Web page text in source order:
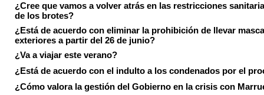
¿Cree que vamos a volver atrás en las restricciones
de los brotes?
¿Está de acuerdo con eliminar la prohibición de llevar
exteriores a partir del 26 de junio?
¿Va a viajar este verano?
¿Está de acuerdo con el indulto a los condenados por el
¿Cómo valora la gestión del Gobierno en la crisis con